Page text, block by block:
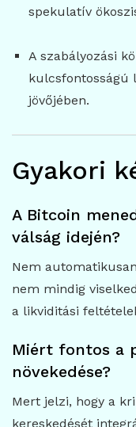
spekulatív
A szabályozási
kulcsfontosságú
jövőjében.
Gyakori
A Bitcoin
válság idején?
Nem
nem mindig
a likviditási
Miért fontos a
növekedése?
Mert jelzi, hogy a
kereskedését